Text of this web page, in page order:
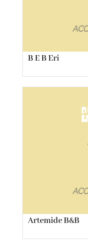
B E B Eri
Artemide B&B